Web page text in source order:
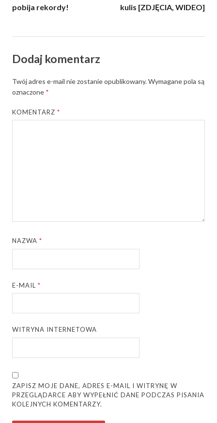
pobija rekordy!
kulis [ZDJĘCIA, WIDEO]
Dodaj komentarz
Twój adres e-mail nie zostanie opublikowany.Wymagane pola są
oznaczone *
KOMENTARZ*
NAZWA*
E-MAIL*
WITRYNA INTERNETOWA
ZAPISZ MOJE DANE, ADRES E-MAIL I WITRYNĘ W
PRZEGLĄDARCE ABY WYPEŁNIĆ DANE PODCZAS PISANIA
KOLEJNYCH KOMENTARZY.